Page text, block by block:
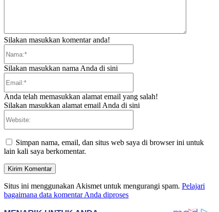
Silakan masukkan komentar anda!
Silakan masukkan nama Anda di sini
Anda telah memasukkan alamat email yang salah!
Silakan masukkan alamat email Anda di sini
Simpan nama, email, dan situs web saya di browser ini untuk
lain kali saya berkomentar.
Situs ini menggunakan Akismet untuk mengurangi spam. Pelajari
bagaimana data komentar Anda diproses